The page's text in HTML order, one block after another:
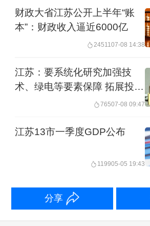
的总体数量有差异，但
3500万~4500万之间。庞
群体的背后是护理需求
算，我国需要的长护人员
的研究显示，若将全部失
社会化养老服务的失能对
求缺口约为360.79万
纪中叶，我国养老服务的
将达到1092万~1400万。
财政大省江苏公开上半年“账
本”：财政收入逼近6000亿
2451107-08 14:38
江苏：要系统化研究加强技
术、绿电等要素保障 拓展投融
76507-08 09:47
江苏13市一季度GDP公布
119905-05 19:43
分享